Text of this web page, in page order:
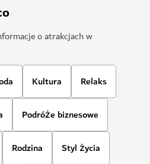
o atrakcjach w
Kultura Relaks
Podróże biznesowe
Rodzina Styl życia